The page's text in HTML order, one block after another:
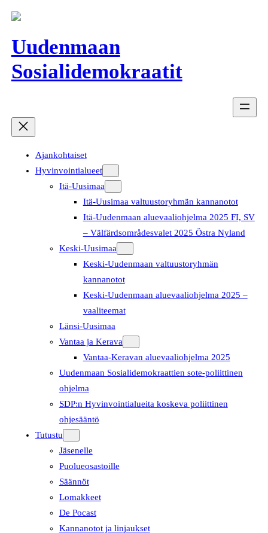
Siirry
Uudenmaan
Sosialidemokraatit
Ajankohtaiset
Hyvinvointialueet
Itä-Uusimaa
Itä-Uusimaa valtuustoryhmän kannanotot
Itä-Uudenmaan aluevaaliohjelma 2025 FI, SV
– Välfärdsområdesvalet 2025 Östra Nyland
Keski-Uusimaa
Keski-Uudenmaan valtuustoryhmän
kannanotot
Keski-Uudenmaan aluevaaliohjelma 2025 –
vaaliteemat
Länsi-Uusimaa
Vantaa ja Kerava
Vantaa-Keravan aluevaaliohjelma 2025
Uudenmaan Sosialidemokraattien sote-poliittinen
ohjelma
SDP:n Hyvinvointialueita koskeva poliittinen
ohjesääntö
Tutustu
Jäsenelle
Puolueosastoille
Säännöt
Lomakkeet
De Pocast
Kannanotot ja linjaukset